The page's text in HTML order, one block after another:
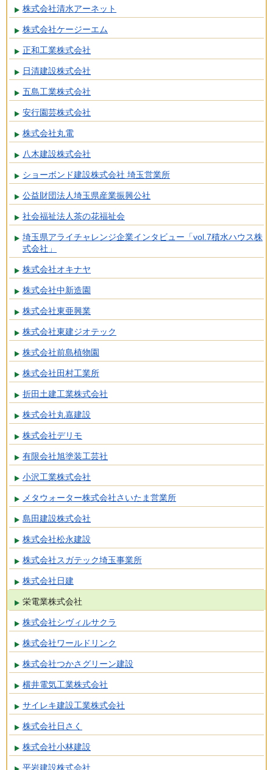
株式会社清水アーネット
株式会社ケージーエム
正和工業株式会社
日清建設株式会社
五島工業株式会社
安行園芸株式会社
株式会社丸電
八木建設株式会社
ショーボンド建設株式会社 埼玉営業所
公益財団法人埼玉県産業振興公社
社会福祉法人茶の花福祉会
埼玉県アライチャレンジ企業インタビュー「vol.7積水ハウス株
式会社」
株式会社オキナヤ
株式会社中新造園
株式会社東亜興業
株式会社東建ジオテック
株式会社前島植物園
株式会社田村工業所
折田土建工業株式会社
株式会社丸嘉建設
株式会社デリモ
有限会社旭塗装工芸社
小沢工業株式会社
メタウォーター株式会社さいたま営業所
島田建設株式会社
株式会社松永建設
株式会社スガテック埼玉事業所
株式会社日建
栄電業株式会社
株式会社シヴィルサクラ
株式会社ワールドリンク
株式会社つかさグリーン建設
横井電気工業株式会社
サイレキ建設工業株式会社
株式会社日さく
株式会社小林建設
平岩建設株式会社